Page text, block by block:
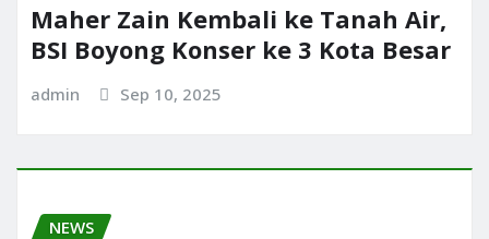
Maher Zain Kembali ke Tanah Air,
BSI Boyong Konser ke 3 Kota Besar
admin Sep 10, 2025
NEWS